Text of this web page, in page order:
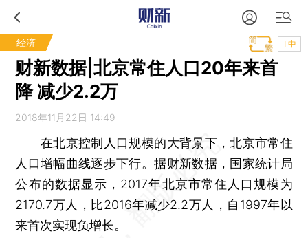
经济 T中
财新数据|北京常住人口20年来首
降 减少2.2万
2018年11月22日 14:49
在北京控制人口规模的大背景下，北京市常住
人口增幅曲线逐步下行。据财新数据，国家统计局
公布的数据显示，2017年北京市常住人口规模为
2170.7万人，比2016年减少2.2万人，自1997年以
来首次实现负增长。